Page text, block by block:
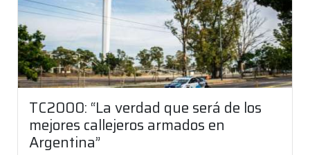
TC2000: “La verdad que será de los
mejores callejeros armados en
Argentina”